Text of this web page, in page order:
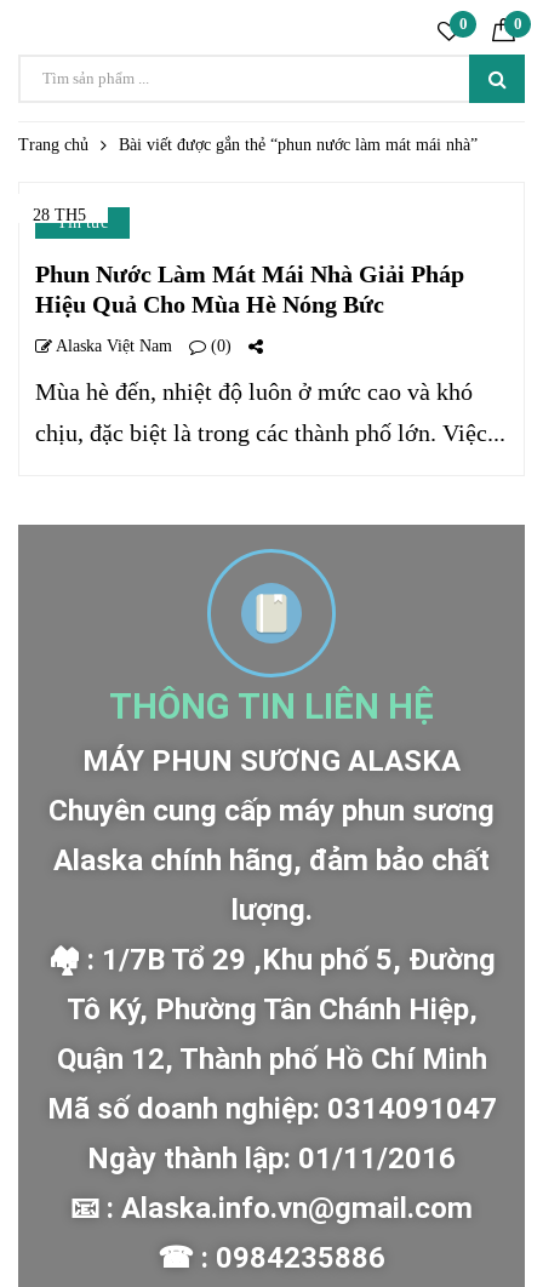
0 0
Trang chủ Bài viết được gắn thẻ “phun nước làm mát mái nhà”
28 TH5
Tin tức
Phun Nước Làm Mát Mái Nhà Giải Pháp
Hiệu Quả Cho Mùa Hè Nóng Bức
Alaska Việt Nam (0)
Mùa hè đến, nhiệt độ luôn ở mức cao và khó
chịu, đặc biệt là trong các thành phố lớn. Việc...
THÔNG TIN LIÊN HỆ
MÁY PHUN SƯƠNG ALASKA
Chuyên cung cấp máy phun sương
Alaska chính hãng, đảm bảo chất
lượng.
🏘 : 1/7B Tổ 29 ,Khu phố 5, Đường
Tô Ký, Phường Tân Chánh Hiệp,
Quận 12, Thành phố Hồ Chí Minh
Mã số doanh nghiệp: 0314091047
Ngày thành lập: 01/11/2016
📧 : Alaska.info.vn@gmail.com
☎ : 0984235886